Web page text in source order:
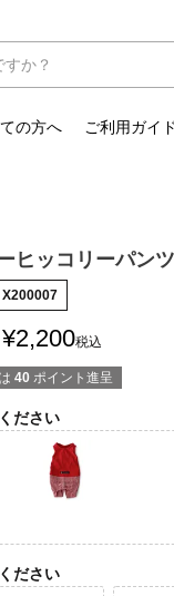
の方へ ご利用ガイド
ヒッコリーパンツ
X200007
¥2,200税込
40 ポイント進呈
ださい
ださい